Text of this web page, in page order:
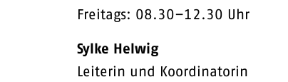
Freitags: 08.30–12.30 Uhr
Sylke Helwig
Leiterin und Koordinatorin